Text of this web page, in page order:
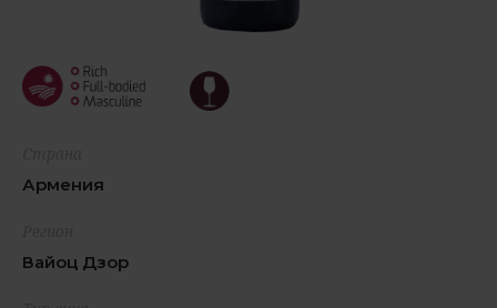
Армения
Вайоц Дзор